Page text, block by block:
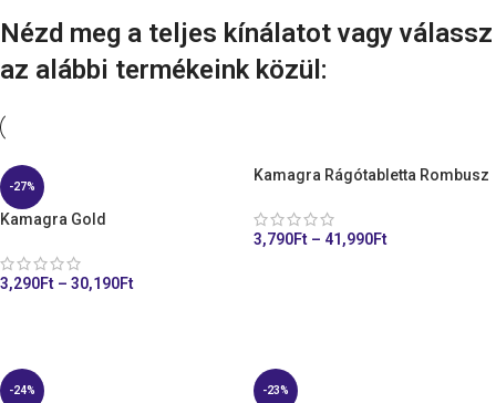
Nézd meg a teljes kínálatot vagy válassz
az alábbi termékeink közül:
-27%
Kamagra Gold
3,290Ft – 30,190Ft
Kamagra Rágótabletta Rombusz
3,790Ft – 41,990Ft
-24% -23%